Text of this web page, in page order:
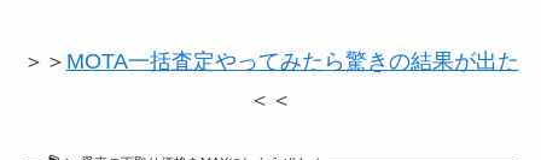
＞＞ MOTA一括査定やってみたら驚きの結果が出た
＜＜